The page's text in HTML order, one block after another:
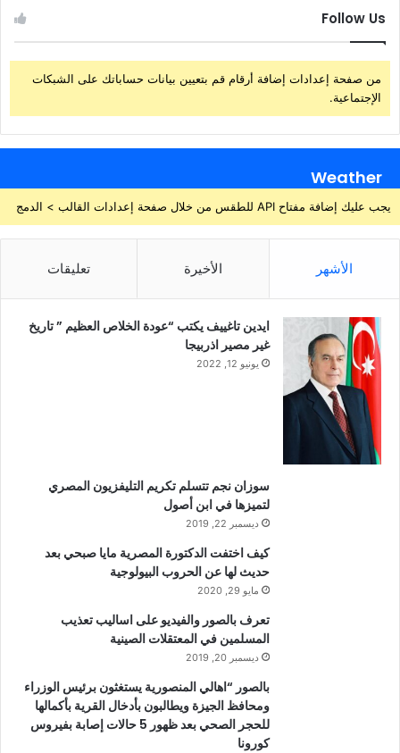
Follow Us
من صفحة إعدادات إضافة أرقام قم بتعيين بيانات حساباتك على الشبكات
الإجتماعية.
Weather
يجب عليك إضافة مفتاح API للطقس من خلال صفحة إعدادات القالب > الدمج
الأشهر الأخيرة تعليقات
ايدين تاغييف يكتب “عودة الخلاص العظيم ” تاريخ
غير مصير اذربيجا
يونيو 12, 2022
سوزان نجم تتسلم تكريم التليفزيون المصري
لتميزها في ابن أصول
ديسمبر 22, 2019
كيف اختفت الدكتورة المصرية مايا صبحي بعد
حديث لها عن الحروب البيولوجية
مايو 29, 2020
تعرف بالصور والفيديو على اساليب تعذيب
المسلمين في المعتقلات الصينية
ديسمبر 20, 2019
بالصور “اهالي المنصورية يستغثون برئيس الوزراء
ومحافظ الجيزة ويطالبون بأدخال القرية بأكمالها
للحجر الصحي بعد ظهور 5 حالات إصابة بفيروس
كورونا